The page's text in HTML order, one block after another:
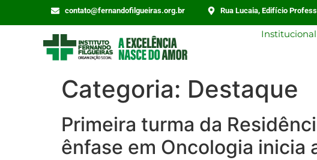
contato@fernandofilgueiras.org.br Rua Lucaia, Edifício
Institucional
Categoria: Destaque
Primeira turma da
ênfase em Oncologia